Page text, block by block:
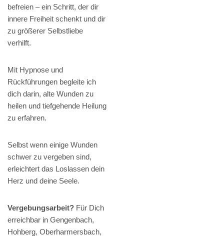
befreien – ein Schritt, der dir
innere Freiheit schenkt und dir
zu größerer Selbstliebe
verhilft.
Mit Hypnose und
Rückführungen begleite ich
dich darin, alte Wunden zu
heilen und tiefgehende Heilung
zu erfahren.
Selbst wenn einige Wunden
schwer zu vergeben sind,
erleichtert das Loslassen dein
Herz und deine Seele.
Vergebungsarbeit? Für Dich
erreichbar in Gengenbach,
Hohberg, Oberharmersbach,